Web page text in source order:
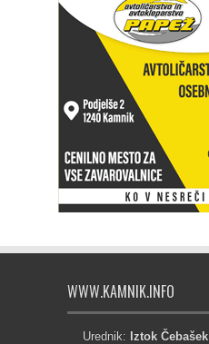
WWW.KAMNIK.INFO
Urednik: Iztok Čebašek